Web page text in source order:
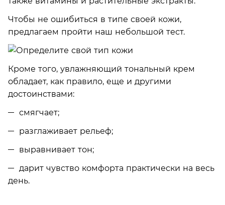
Чтобы не ошибиться в типе своей кожи,
предлагаем пройти наш небольшой тест.
Кроме того, увлажняющий тональный крем
обладает, как правило, еще и другими
достоинствами:
смягчает;
разглаживает рельеф;
выравнивает тон;
дарит чувство комфорта практически на весь
день.